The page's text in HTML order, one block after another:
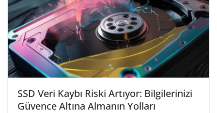
SSD Veri Kaybı Riski Artıyor: Bilgilerinizi
Güvence Altına Almanın Yolları